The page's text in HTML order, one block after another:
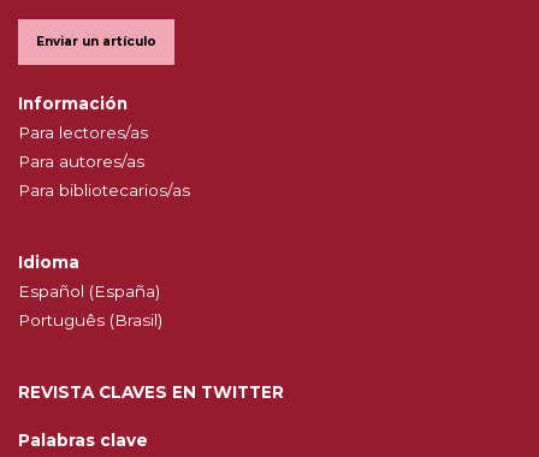
Enviar un artículo
Información
Para lectores/as
Para autores/as
Para bibliotecarios/as
Idioma
Español (España)
Português (Brasil)
REVISTA CLAVES EN TWITTER
Palabras clave